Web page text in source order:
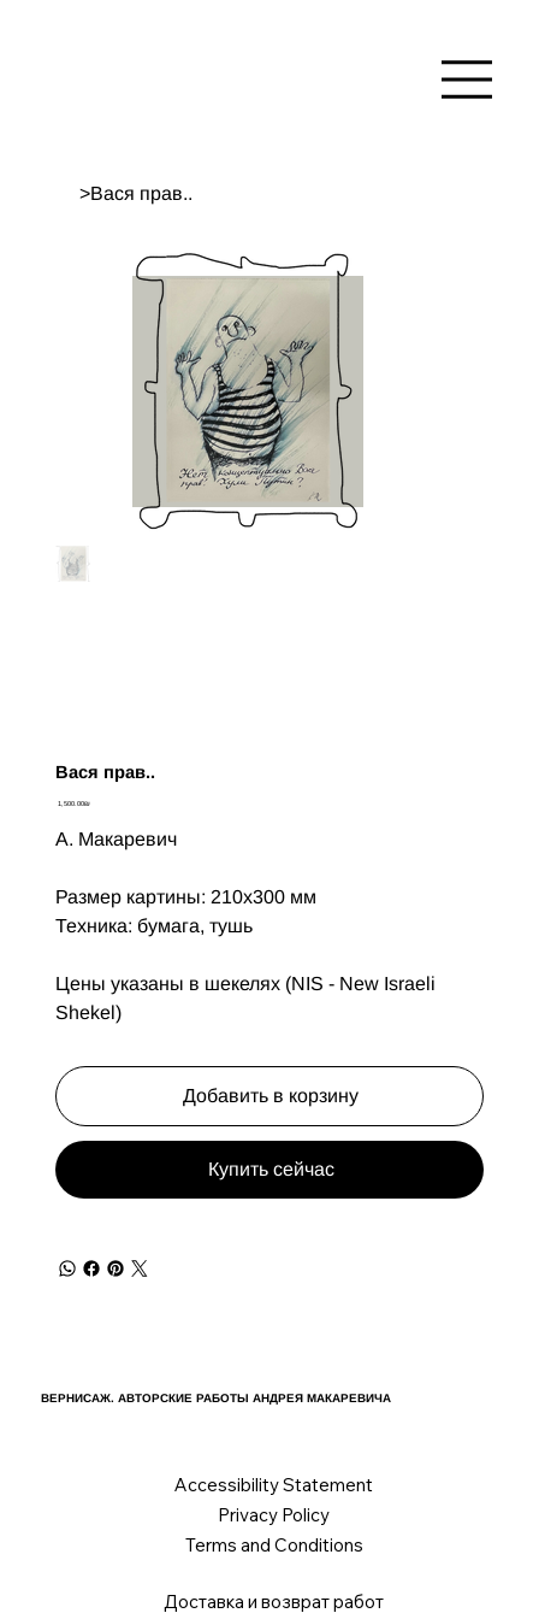
>Вася прав..
Вася прав..
Цена‏1,500.00 ‏₪
А. Макаревич
Размер картины: 210х300 мм
Техника: бумага, тушь
Цены указаны в шекелях (NIS - New Israeli
Shekel)
Добавить в корзину
Купить сейчас
ВЕРНИСАЖ. АВТОРСКИЕ РАБОТЫ АНДРЕЯ МАКАРЕВИЧА
Accessibility Statement
Privacy Policy
Terms and Conditions
Доставка и возврат работ